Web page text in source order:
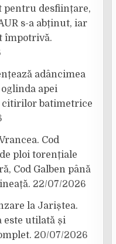
pentru desființare,
s-a abținut, iar
împotrivă.
adâncimea
apei
citirilor batimetrice
Cod
ploi torențiale
Cod Galben până
22/07/2026
la Jariștea.
este utilată și
20/07/2026